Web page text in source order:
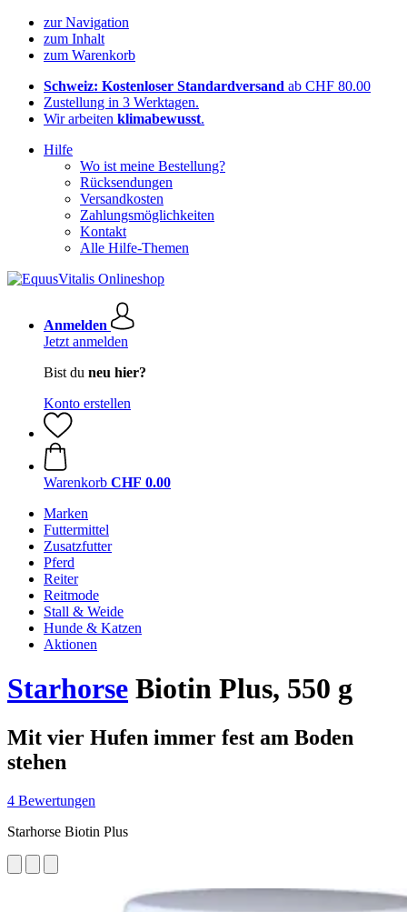
zur Navigation
zum Inhalt
zum Warenkorb
Schweiz: Kostenloser Standardversand ab CHF 80.00
Zustellung in 3 Werktagen.
Wir arbeiten klimabewusst.
Hilfe
Wo ist meine Bestellung?
Rücksendungen
Versandkosten
Zahlungsmöglichkeiten
Kontakt
Alle Hilfe-Themen
Anmelden
Jetzt anmelden
Bist du neu hier?
Konto erstellen
Warenkorb CHF 0.00
Marken
Futtermittel
Zusatzfutter
Pferd
Reiter
Reitmode
Stall & Weide
Hunde & Katzen
Aktionen
Starhorse Biotin Plus, 550 g
Mit vier Hufen immer fest am Boden
stehen
4 Bewertungen
Starhorse Biotin Plus